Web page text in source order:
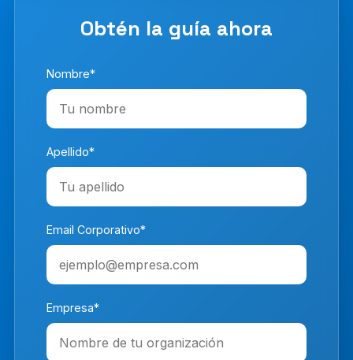
Obtén la guía ahora
Nombre*
Apellido*
Email Corporativo*
Empresa*